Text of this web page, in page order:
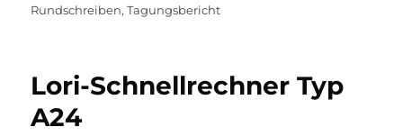
am
Rundschreiben,Tagungsbericht
Lori-Schnellrechner Typ
A24